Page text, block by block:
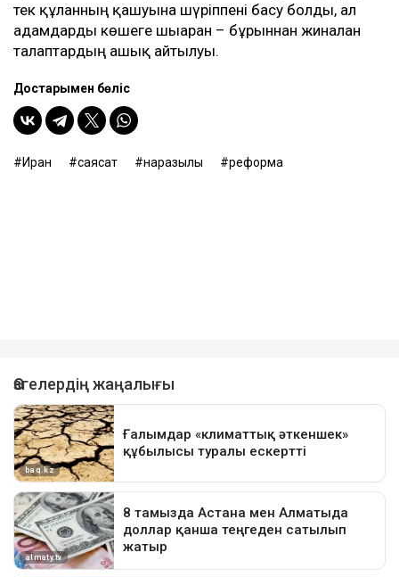
тек құланның қашуына шүріппені басу болды, ал
адамдарды көшеге шығарған – бұрыннан жиналған
талаптардың ашық айтылуы.
Достарыңмен бөліс
Иран саясат наразылық реформа